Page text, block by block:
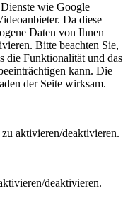
wie Google
Da diese
Daten von Ihnen
Bitte beachten Sie,
die Funktionalität und das
kann. Die
der Seite wirksam.
aktivieren/deaktivieren.
deaktivieren.